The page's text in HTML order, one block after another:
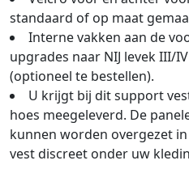
standaard of op maat
Interne vakken aan de
upgrades naar NIJ levek III/
(optioneel te bestellen).
U krijgt bij dit support
hoes meegeleverd. De
kunnen worden overgezet
vest discreet onder uw